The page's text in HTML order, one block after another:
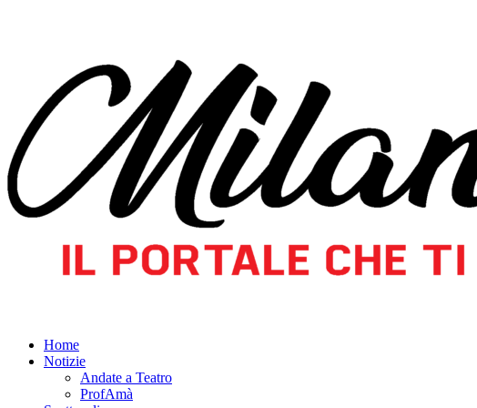
Home
Notizie
Andate a Teatro
ProfAmà